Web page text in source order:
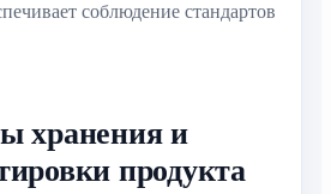
соблюдение стандартов
хранения и
продукта